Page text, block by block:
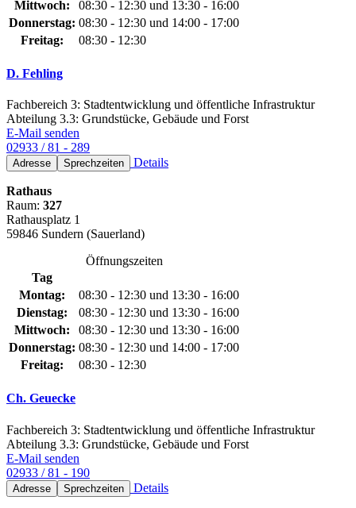
Mittwoch:
08:30 - 12:30 und 13:30 - 16:00
Donnerstag: 08:30 - 12:30 und 14:00 - 17:00
Freitag:
08:30 - 12:30
D. Fehling
Fachbereich 3: Stadtentwicklung und öffentliche Infrastruktur
Abteilung 3.3: Grundstücke, Gebäude und Forst
E-Mail senden
02933 / 81 - 289
Adresse Sprechzeiten Details
Rathaus
Raum: 327
Rathausplatz 1
59846 Sundern (Sauerland)
Öffnungszeiten
Tag
Montag:
08:30 - 12:30 und 13:30 - 16:00
Dienstag:
08:30 - 12:30 und 13:30 - 16:00
Mittwoch:
08:30 - 12:30 und 13:30 - 16:00
Donnerstag: 08:30 - 12:30 und 14:00 - 17:00
Freitag:
08:30 - 12:30
Ch. Geuecke
Fachbereich 3: Stadtentwicklung und öffentliche Infrastruktur
Abteilung 3.3: Grundstücke, Gebäude und Forst
E-Mail senden
02933 / 81 - 190
Adresse Sprechzeiten Details